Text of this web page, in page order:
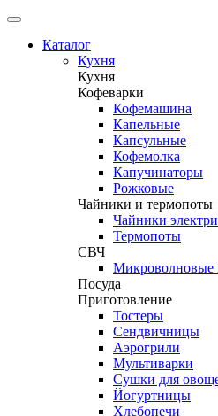
Каталог
Кухня
Кухня
Кофеварки
Кофемашина
Капельные
Капсульные
Кофемолка
Капучинаторы
Рожковые
Чайники и термопоты
Чайники
Термопоты
СВЧ
Микроволновые
Посуда
Приготовление
Тостеры
Сендвичницы
Аэрогрили
Мультиварки
Сушки для
Йогуртницы
Хлебопечи